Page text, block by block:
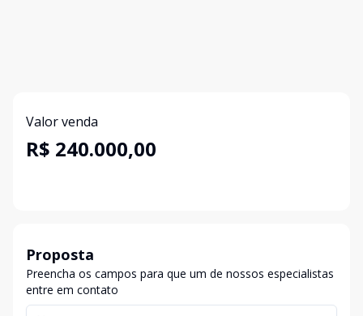
Valor venda
R$ 240.000,00
Proposta
Preencha os campos para que um de nossos especialistas
entre em contato